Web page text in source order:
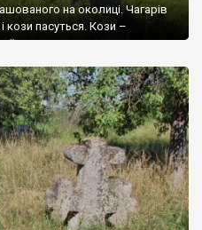
на околиці. Чагарів
кози пасуться. Кози –
для старих кладовищ,
бо то улюблений
ціла колекція
відносно невелике, […]